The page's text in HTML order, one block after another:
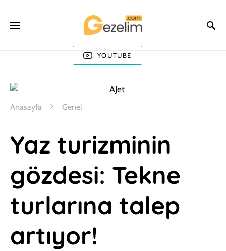
YOUTUBE
Anasayfa Genel
Yaz turizminin
gözdesi: Tekne
turlarına talep
artıyor!